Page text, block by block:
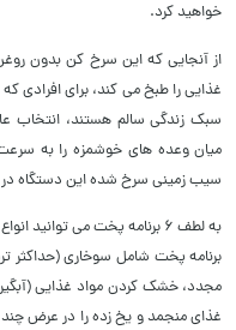
خواهید کرد.
از آنجایی که این سرخ کن بدون
غذایی را طبخ می کند، برای
سیب زمینی سرخ شده این دستگاه در
برنامه پخت شامل سوخاری (حداکثر
مجدد، خشک کردن مواد غذایی